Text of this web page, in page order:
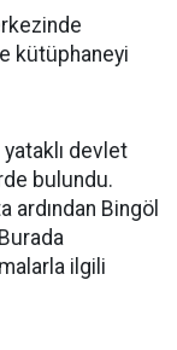
kütüphaneyi
devlet
bulundu.
ardından Bingöl
ilgili